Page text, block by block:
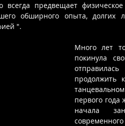
всегда предвещает
обширного опыта, долгих
".
Много лет
покинула
продолжить
первого года
начала